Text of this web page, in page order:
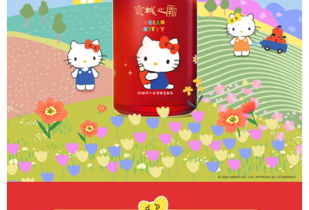
【注意事項】
１．透過由恩沛科技股份有限公司提供之「AFTEE先享後付」服務完成之交
易，需依本服務之必要範圍內提供個人資料，並將交易相關給付款項請求債
權轉讓予恩沛科技股份有限公司。
２．關於個人資料處理事宜，請瀏覽以下網址：
https://aftee.tw/terms/#terms3
３．未成年的使用者請事先徵得法定代理人或監護人之同意方可使用
「AFTEE先享後付」，若未經同意申辦者引起之損失，本公司不負相關責
任。
４．使用「AFTEE先享後付」時，將依據個別帳號之用戶狀況，依本公司即
時審查核予不同之上限額度；若仍有額度不足之情形，本公司將視審查結果
請求用戶進行身份認證。
５．嚴禁一人註冊多個帳號或使用他人資訊註冊。若發現惡意使用之情形，
恩沛科技股份有限公司將有權停止該用戶之使用額度並採取法律行動。
7-11取貨付款
每筆NT$80，滿NT$599(含以上)免運費
付款後7-11取貨
每筆NT$80，滿NT$599(含以上)免運費
一般宅配
每筆NT$80，滿NT$599(含以上)免運費
離島宅配
每筆NT$220，滿NT$599(含以上)免運費
海外宅配 查看運費